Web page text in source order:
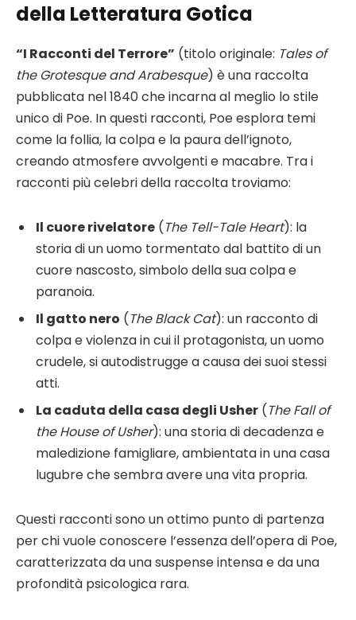
della Letteratura Gotica
“I Racconti del Terrore” (titolo originale: Tales of
the Grotesque and Arabesque) è una raccolta
pubblicata nel 1840 che incarna al meglio lo stile
unico di Poe. In questi racconti, Poe esplora temi
come la follia, la colpa e la paura dell’ignoto,
creando atmosfere avvolgenti e macabre. Tra i
racconti più celebri della raccolta troviamo:
Il cuore rivelatore (The Tell-Tale Heart): la
storia di un uomo tormentato dal battito di un
cuore nascosto, simbolo della sua colpa e
paranoia.
Il gatto nero (The Black Cat): un racconto di
colpa e violenza in cui il protagonista, un uomo
crudele, si autodistrugge a causa dei suoi stessi
atti.
La caduta della casa degli Usher (The Fall of
the House of Usher): una storia di decadenza e
maledizione famigliare, ambientata in una casa
lugubre che sembra avere una vita propria.
Questi racconti sono un ottimo punto di partenza
per chi vuole conoscere l’essenza dell’opera di Poe,
caratterizzata da una suspense intensa e da una
profondità psicologica rara.